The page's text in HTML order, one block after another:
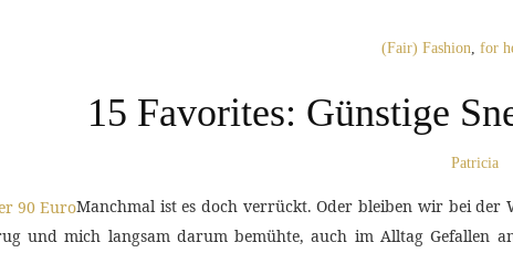
(Fair) Fashion, for
15 Favorites: Günstige
Patricia
Manchmal ist es doch verrückt. Oder bleiben wir bei
und mich langsam darum bemühte, auch im Alltag Gefallen